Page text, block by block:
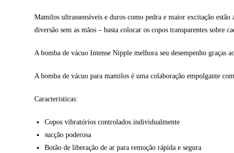
Mamilos ultrassensíveis e duros como pedra e maior excitação
diversão sem as mãos – basta colocar os copos transparentes sobre
A bomba de vácuo Intense Nipple melhora seu desempenho graças
A bomba de vácuo para mamilos é uma colaboração empolgante
Caracteristicas:
Copos vibratórios controlados individualmente
sucção poderosa
Botão de liberação de ar para remoção rápida e segura